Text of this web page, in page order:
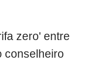
zero' entre
conselheiro